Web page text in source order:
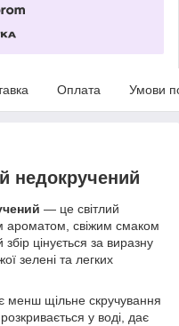
Оплата Умови
недокручений
— це світлий
ароматом, свіжим смаком
цінується за виразну
зелені та легких
менш щільне скручування
у воді, дає